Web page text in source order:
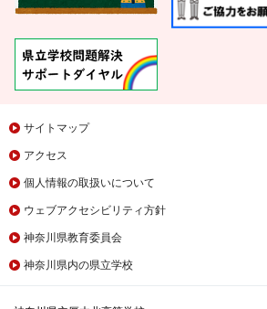
サイトマップ
アクセス
個人情報の取扱いについて
ウェブアクセシビリティ方針
神奈川県教育委員会
神奈川県内の県立学校